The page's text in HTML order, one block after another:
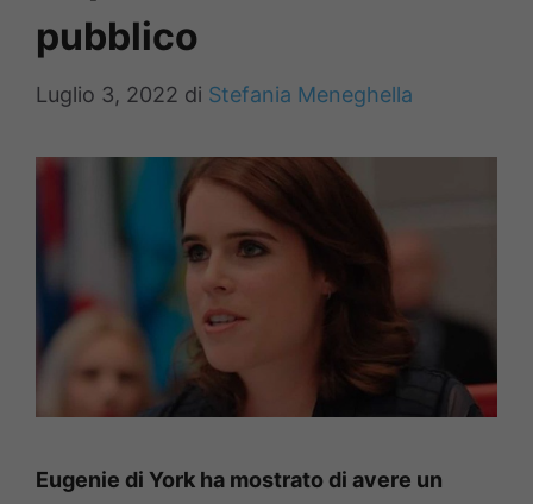
pubblico
Luglio 3, 2022 di Stefania Meneghella
Eugenie di York ha mostrato di avere un